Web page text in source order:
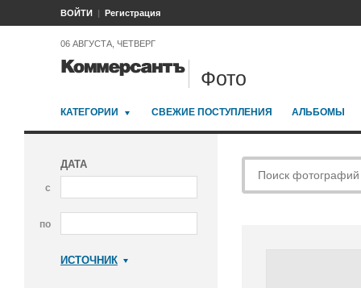
ВОЙТИ Регистрация
06 АВГУСТА, ЧЕТВЕРГ
Фото
КАТЕГОРИИ СВЕЖИЕ ПОСТУПЛЕНИЯ АЛЬБОМЫ
ДАТА
с
по
ИСТОЧНИК